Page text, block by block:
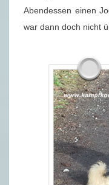
Abendessen einen
war dann doch nicht